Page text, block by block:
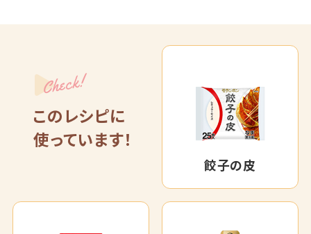
Check!
このレシピに
使っています！
餃子の皮